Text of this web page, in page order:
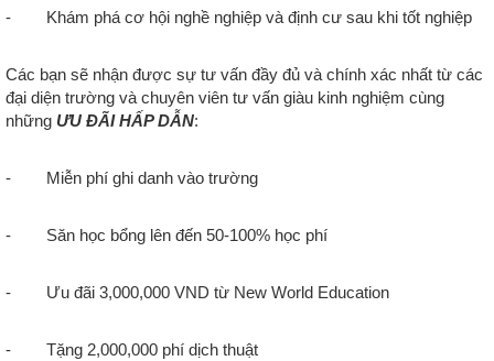
- Khám phá cơ hội nghề nghiệp và định cư sau khi tốt nghiệp
Các bạn sẽ nhận được sự tư vấn đầy đủ và chính xác nhất từ các
đại diện trường và chuyên viên tư vấn giàu kinh nghiệm cùng
những ƯU ĐÃI HẤP DẪN:
- Miễn phí ghi danh vào trường
- Săn học bổng lên đến 50-100% học phí
- Ưu đãi 3,000,000 VND từ New World Education
- Tặng 2,000,000 phí dịch thuật